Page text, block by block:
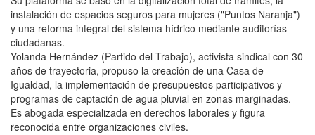
instalación de espacios seguros para mujeres ("Puntos Naranja")
y una reforma integral del sistema hídrico mediante auditorías
ciudadanas.
Yolanda Hernández (Partido del Trabajo), activista sindical con 30
años de trayectoria, propuso la creación de una Casa de
Igualdad, la implementación de presupuestos participativos y
programas de captación de agua pluvial en zonas marginadas.
Es abogada especializada en derechos laborales y figura
reconocida entre organizaciones civiles.